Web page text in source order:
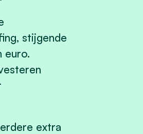
stijgende
euro.
extra